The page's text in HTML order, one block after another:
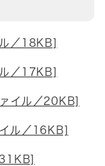
／18KB]
／17KB]
イル／20KB]
ル／16KB]